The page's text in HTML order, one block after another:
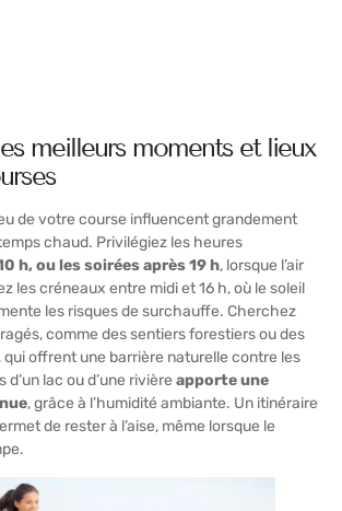
meilleurs moments et lieux
de votre course influencent grandement
chaud. Privilégiez les heures
h, ou les soirées après 19 h, lorsque l’air
les créneaux entre midi et 16 h, où le soleil
les risques de surchauffe. Cherchez
comme des sentiers forestiers ou des
offrent une barrière naturelle contre les
d’un lac ou d’une rivière apporte une
, grâce à l’humidité ambiante. Un itinéraire
de rester à l’aise, même lorsque le